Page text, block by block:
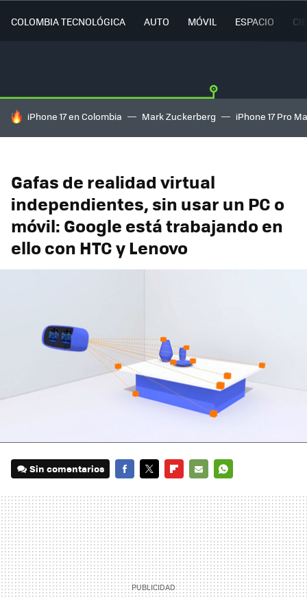
COLOMBIA TECNOLÓGICA AUTO MÓVIL ESPACIO
HOY SE HABLA DE
iPhone 17 en Colombia Mark Zuckerberg iPhone 17 Pro
Gafas de realidad virtual
independientes, sin usar un PC o
móvil: Google está trabajando en
ello con HTC y Lenovo
Sin comentarios
MAIL